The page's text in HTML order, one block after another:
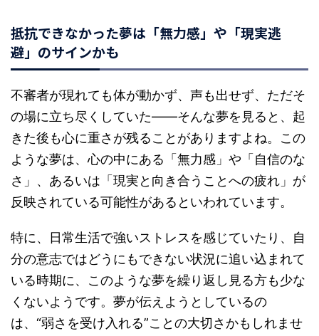
抵抗できなかった夢は「無力感」や「現実逃
避」のサインかも
不審者が現れても体が動かず、声も出せず、ただそ
の場に立ち尽くしていた――そんな夢を見ると、起
きた後も心に重さが残ることがありますよね。この
ような夢は、心の中にある「無力感」や「自信のな
さ」、あるいは「現実と向き合うことへの疲れ」が
反映されている可能性があるといわれています。
特に、日常生活で強いストレスを感じていたり、自
分の意志ではどうにもできない状況に追い込まれて
いる時期に、このような夢を繰り返し見る方も少な
くないようです。夢が伝えようとしているの
は、“弱さを受け入れる”ことの大切さかもしれませ